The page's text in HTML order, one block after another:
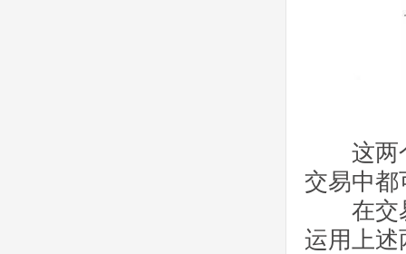
这两个
交易中
在交易
运用上述